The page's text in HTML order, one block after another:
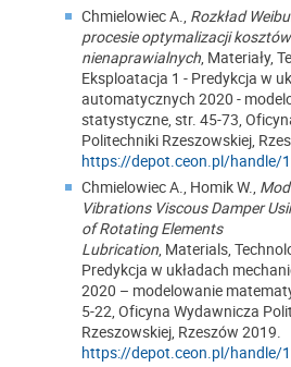
Chmielowiec A., Rozkład
procesie optymalizacji
nienaprawialnych, Materiały,
Eksploatacja 1 - Predykcja w
automatycznych 2020 -
statystyczne, str. 45-73,
Politechniki Rzeszowskiej,
https://depot.ceon.pl/handle/
Chmielowiec A., Homik W.,
Vibrations Viscous Damper
of Rotating Elements
Lubrication, Materials,
Predykcja w układach
2020 – modelowanie
5-22, Oficyna Wydawnicza
Rzeszowskiej, Rzeszów 2019.
https://depot.ceon.pl/handle/